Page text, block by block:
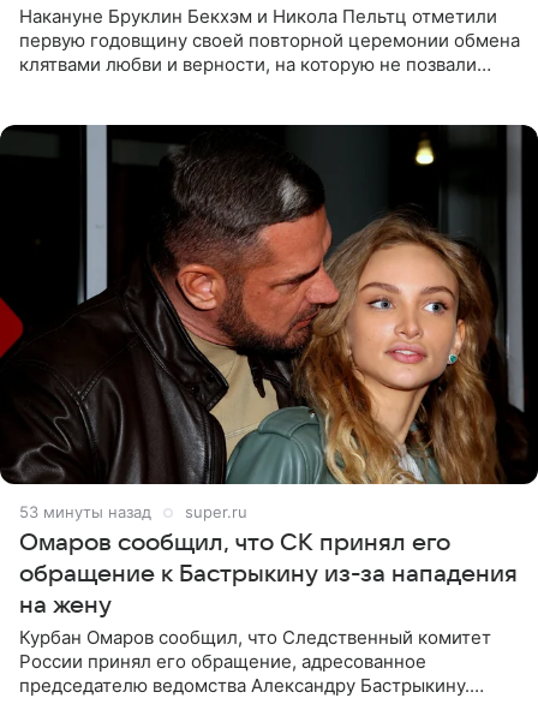
Накануне Бруклин Бекхэм и Никола Пельтц отметили
первую годовщину своей повторной церемонии обмена
клятвами любви и верности, на которую не позвали
53 минуты назад super.ru
Омаров сообщил, что СК принял его
обращение к Бастрыкину из-за нападения
на жену
Курбан Омаров сообщил, что Следственный комитет
России принял его обращение, адресованное
председателю ведомства Александру Бастрыкину.